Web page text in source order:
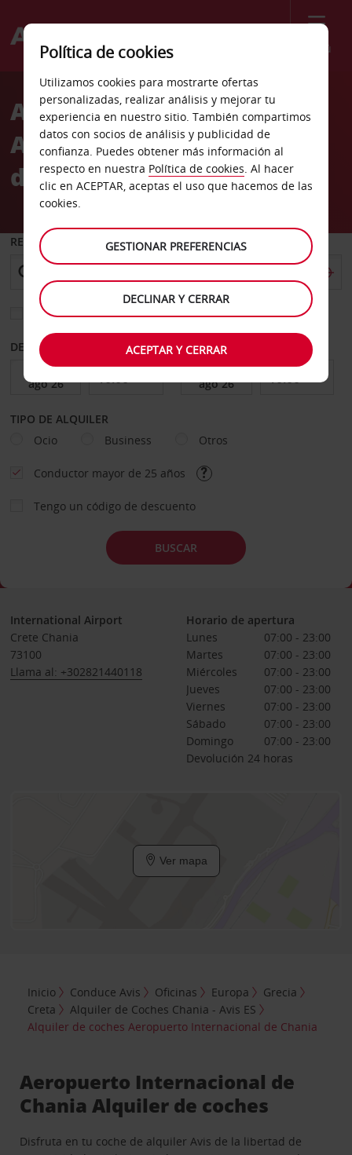
Menú
Welcome
AvisAlquiler de coches
Aeropuerto Internacional
de Chania
RECOGER EN
Elegir otra oficina de devolución
DESDE HASTA
TIPO DE ALQUILER
Ocio
Business Otros
Conductor mayor de 25 años
Tengo un código de descuento
BUSCAR
International Airport
Crete Chania
73100
Llama al: +302821440118
Horario de apertura
Lunes
07:00 - 23:00
Martes
07:00 - 23:00
Miércoles
07:00 - 23:00
Jueves
07:00 - 23:00
Viernes
07:00 - 23:00
Sábado
07:00 - 23:00
Domingo
07:00 - 23:00
Devolución 24 horas
Ver mapa
Inicio Conduce Avis Oficinas Europa
Grecia
Creta
Alquiler de Coches Chania - Avis ES
Alquiler de coches Aeropuerto Internacional de Chania
Aeropuerto Internacional de
Chania Alquiler de coches
Disfruta en tu coche de alquiler Avis de la libertad de
Política de cookies
Utilizamos cookies para mostrarte ofertas
personalizadas, realizar análisis y mejorar tu
experiencia en nuestro sitio. También compartimos
datos con socios de análisis y publicidad de
confianza. Puedes obtener más información al
respecto en nuestra Política de cookies. Al hacer
clic en ACEPTAR, aceptas el uso que hacemos de las
cookies.
GESTIONAR PREFERENCIAS
DECLINAR Y CERRAR
ACEPTAR Y CERRAR